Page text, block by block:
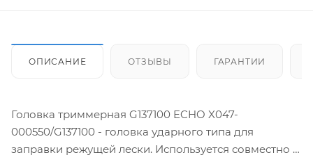
ОПИСАНИЕ ОТЗЫВЫ ГАРАНТИИ
Головка триммерная G137100 ECHO X047-
000550/G137100 - головка ударного типа для
заправки режущей лески. Используется совместно с